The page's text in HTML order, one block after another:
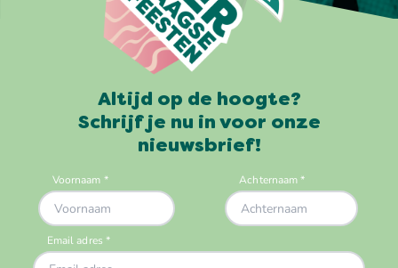
Altijd op de hoogte?
Schrijf je nu in voor onze
nieuwsbrief!